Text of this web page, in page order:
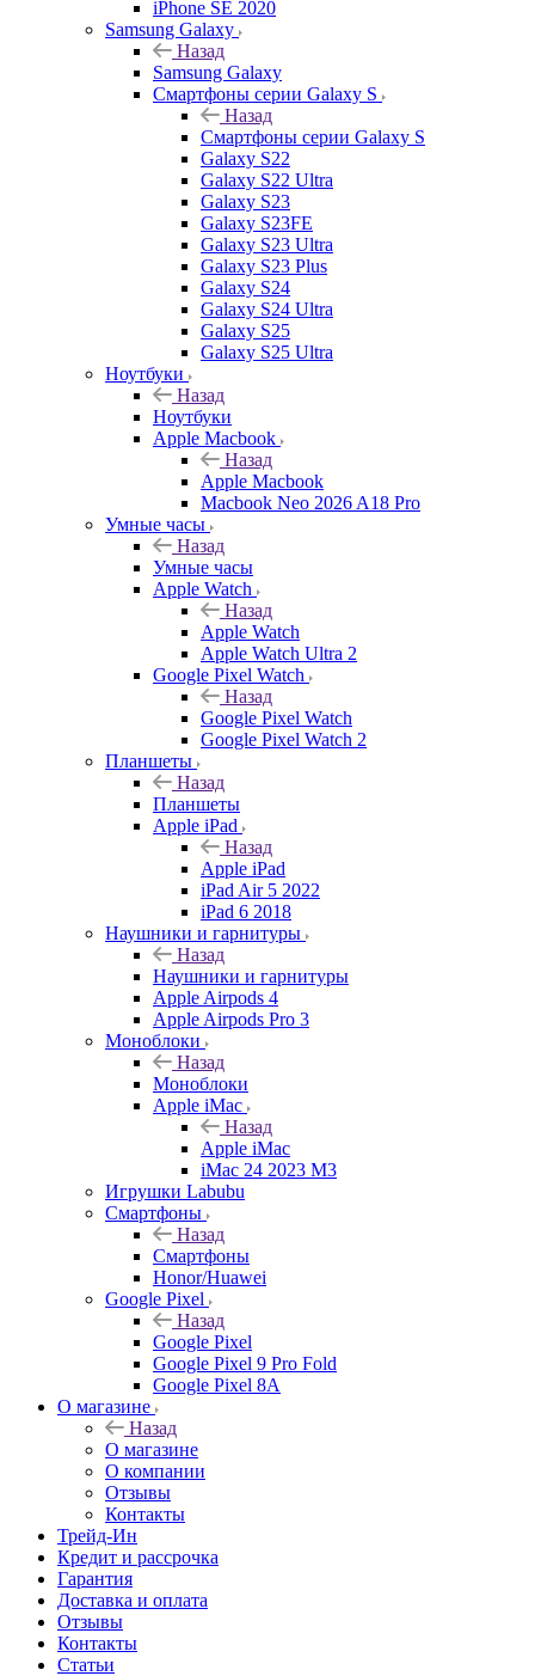
iPhone SE 2020
Samsung Galaxy
Назад
Samsung Galaxy
Смартфоны серии Galaxy S
Назад
Смартфоны серии Galaxy S
Galaxy S22
Galaxy S22 Ultra
Galaxy S23
Galaxy S23FE
Galaxy S23 Ultra
Galaxy S23 Plus
Galaxy S24
Galaxy S24 Ultra
Galaxy S25
Galaxy S25 Ultra
Ноутбуки
Назад
Ноутбуки
Apple Macbook
Назад
Apple Macbook
Macbook Neo 2026 A18 Pro
Умные часы
Назад
Умные часы
Apple Watch
Назад
Apple Watch
Apple Watch Ultra 2
Google Pixel Watch
Назад
Google Pixel Watch
Google Pixel Watch 2
Планшеты
Назад
Планшеты
Apple iPad
Назад
Apple iPad
iPad Air 5 2022
iPad 6 2018
Наушники и гарнитуры
Назад
Наушники и гарнитуры
Apple Airpods 4
Apple Airpods Pro 3
Моноблоки
Назад
Моноблоки
Apple iMac
Назад
Apple iMac
iMac 24 2023 M3
Игрушки Labubu
Смартфоны
Назад
Смартфоны
Honor/Huawei
Google Pixel
Назад
Google Pixel
Google Pixel 9 Pro Fold
Google Pixel 8A
О магазине
Назад
О магазине
О компании
Отзывы
Контакты
Трейд-Ин
Кредит и рассрочка
Гарантия
Доставка и оплата
Отзывы
Контакты
Статьи